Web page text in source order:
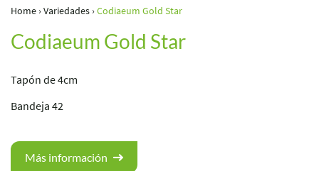
Home›Variedades›Codiaeum Gold Star
Codiaeum Gold Star
Tapón de 4cm
Bandeja 42
Más información